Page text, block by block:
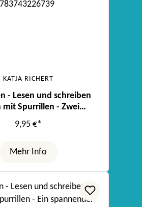
KATJA RICHERT
- Lesen und schreiben
mit Spurrillen - Zwei
und ein neugieriger
Welpe
9,95 €*
Mehr Info